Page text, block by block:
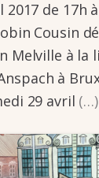
2017 de 17h
Cousin
Melville à
à
29 avril (…)